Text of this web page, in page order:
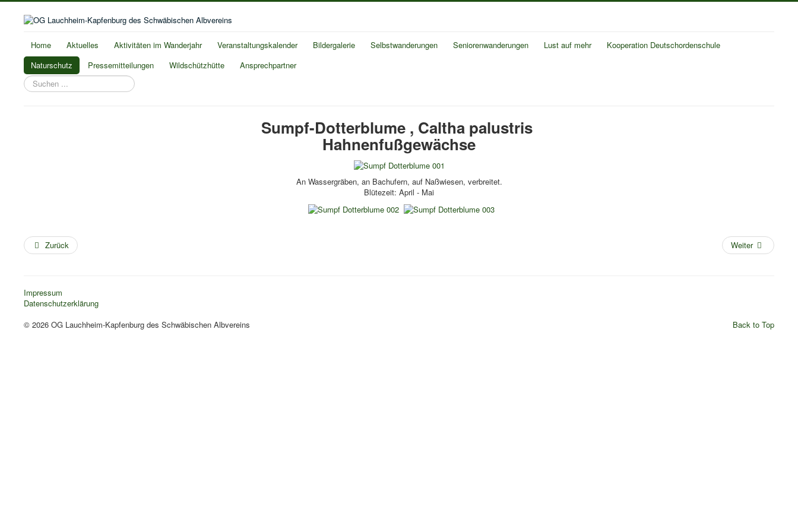
Home Aktuelles Aktivitäten im Wanderjahr Veranstaltungskalender Bildergalerie Selbstwanderungen Seniorenwanderungen Lust auf mehr
Kooperation Deutschordenschule
Naturschutz
Pressemitteilungen Wildschützhütte
Ansprechpartner
Suchen
...
Sumpf-Dotterblume , Caltha palustris
Hahnenfußgewächse
An Wassergräben, an Bachufern, auf Naßwiesen, verbreitet.
Blütezeit: April - Mai
Zurück Weiter
Impressum
Datenschutzerklärung
Back to Top
© 2026 OG Lauchheim-Kapfenburg des Schwäbischen Albvereins